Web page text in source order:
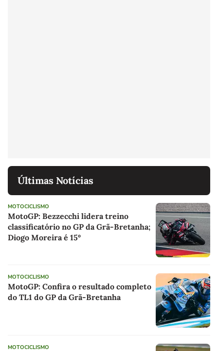
Últimas Notícias
MOTOCICLISMO
MotoGP: Bezzecchi lidera treino
classificatório no GP da Grã-Bretanha;
Diogo Moreira é 15º
MOTOCICLISMO
MotoGP: Confira o resultado completo
do TL1 do GP da Grã-Bretanha
MOTOCICLISMO